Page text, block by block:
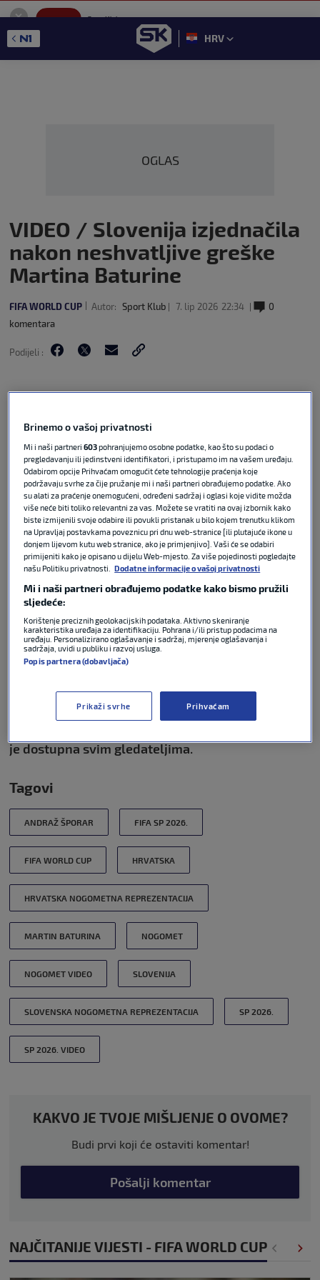
SportKlub
GET - On the Google Play
HRV
OGLAS
VIDEO / Slovenija izjednačila
nakon neshvatljive greške
Martina Baturine
FIFA WORLD CUP Autor: Sport Klub 7. lip 2026 22:34
0
komentara
Podijeli :
Hrvatska je od 51. minute vodila protiv Slovenije u
posljednjoj pripremnoj utakmici za Svjetsko
prvenstvo, no tu prednost nisu sačuvali jer je u 83.
Martin Baturina napravio veliku grešku. Veznjak
Coma pokušao je vratiti loptu Dominiku
Livakoviću, no njegovo dodavanje bilo je presporo
i Andraž Šporar je to iskoristio i pogodio za 1:1 u
Varaždinu.
sportskog kanala Sport Klub i ubuduće će moći
pratiti na A1, Hrvatskom Telekomu, Telemachu,
je dostupna svim gledateljima.
Tagovi
ANDRAŽ ŠPORAR FIFA SP 2026.
FIFA WORLD CUP HRVATSKA
HRVATSKA NOGOMETNA REPREZENTACIJA
MARTIN BATURINA NOGOMET
NOGOMET VIDEO SLOVENIJA
SLOVENSKA NOGOMETNA REPREZENTACIJA SP 2026.
SP 2026. VIDEO
KAKVO JE TVOJE MIŠLJENJE O OVOME?
Budi prvi koji će ostaviti komentar!
Pošalji komentar
NAJČITANIJE VIJESTI - FIFA WORLD CUP
Brinemo o vašoj privatnosti
Mi i naši partneri603pohranjujemo osobne podatke, kao što su podaci o
pregledavanju ili jedinstveni identifikatori, i pristupamo im na vašem uređaju.
Odabirom opcije Prihvaćam omogućit ćete tehnologije praćenja koje
podržavaju svrhe za čije pružanje mi i naši partneri obrađujemo podatke. Ako
su alati za praćenje onemogućeni, određeni sadržaj i oglasi koje vidite možda
više neće biti toliko relevantni za vas. Možete se vratiti na ovaj izbornik kako
biste izmijenili svoje odabire ili povukli pristanak u bilo kojem trenutku klikom
na Upravljaj postavkama poveznicu pri dnu web-stranice [ili plutajuće ikone u
donjem lijevom kutu web stranice, ako je primjenjivo]. Vaši će se odabiri
primijeniti kako je opisano u dijelu Web-mjesto. Za više pojedinosti pogledajte
našu Politiku privatnosti.
Dodatne informacije o vašoj privatnosti
Mi i naši partneri obrađujemo podatke kako bismo pružili
sljedeće:
Korištenje preciznih geolokacijskih podataka. Aktivno skeniranje
karakteristika uređaja za identifikaciju. Pohrana i/ili pristup podacima na
uređaju. Personalizirano oglašavanje i sadržaj, mjerenje oglašavanja i
sadržaja, uvidi u publiku i razvoj usluga.
Popis partnera (dobavljača)
Prikaži svrhe Prihvaćam